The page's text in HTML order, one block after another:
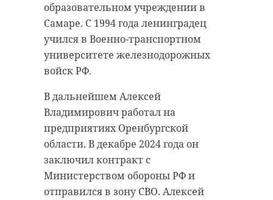
образовательном учреждении в
Самаре. С 1994 года ленинградец
учился в Военно-транспортном
университете железнодорожных
войск РФ.
В дальнейшем Алексей
Владимирович работал на
предприятиях Оренбургской
области. В декабре 2024 года он
заключил контракт с
Министерством обороны РФ и
отправился в зону СВО. Алексей